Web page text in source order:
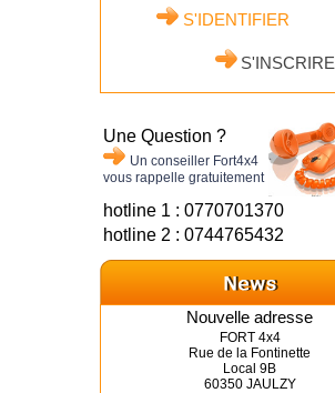
S'IDENTIFIER
S'INSCRIRE
Une Question ?
Un conseiller Fort4x4
vous rappelle gratuitement
hotline 1 : 0770701370
hotline 2 : 0744765432
Nouvelle adresse
FORT 4x4
Rue de la Fontinette
Local 9B
60350 JAULZY